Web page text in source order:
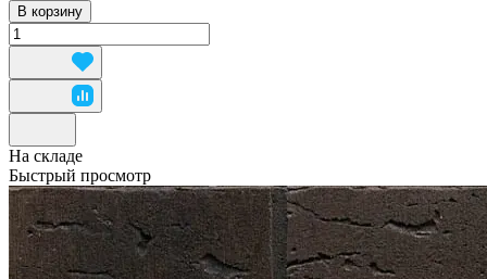
В корзину
На складе
Быстрый просмотр